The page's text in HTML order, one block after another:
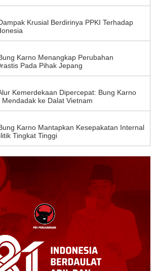
Krusial Berdirinya PPKI Terhadap
Karno Menangkap Perubahan
Pada Pihak Jepang
Kemerdekaan Dipercepat: Bung Karno
ke Dalat Vietnam
Karno Mantapkan Kesepakatan Internal
Tingkat Tinggi